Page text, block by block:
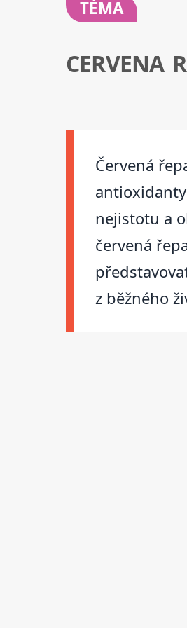
TÉMA
CERVENA
Červená
nejistotu a
červená
z běžného